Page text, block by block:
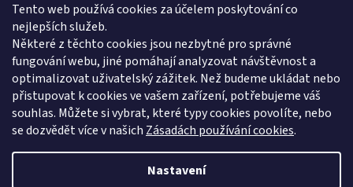
Tento web používá cookies za účelem poskytování co
nejlepších služeb.
Některé z těchto cookies jsou nezbytné pro správné
fungování webu, jiné pomáhají analyzovat návštěvnost a
optimalizovat uživatelský zážitek. Než budeme ukládat nebo
přistupovat k cookies ve vašem zařízení, potřebujeme váš
souhlas. Můžete si vybrat, které typy cookies povolíte, nebo
se dozvědět více v našich Zásadách používání cookies.
Nastavení
Proč jíst z přírodních dřevěných talířů: Ekologická a Stylová
Volba